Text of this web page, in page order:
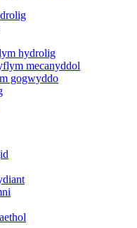
hydrolig
mecanyddol
gogwyddo